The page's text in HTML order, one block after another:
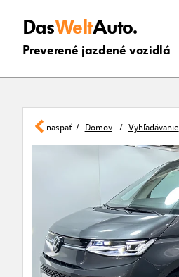
DasWeltAuto.
Preverené jazdené vozidlá
naspäť Domov Vyhľadávanie